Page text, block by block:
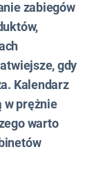
zabiegów
gdy
Kalendarz
w prężnie
warto